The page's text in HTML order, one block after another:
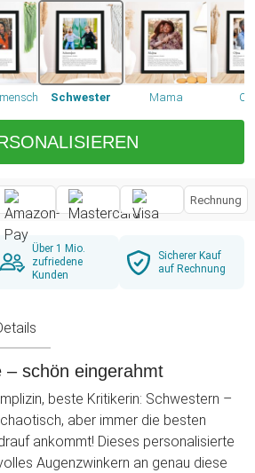
Schwester Mama
Rechnung
Über 1 Mio.
zufriedene
Kunden
Sicherer Kauf
auf Rechnung
– schön eingerahmt
beste Kritikerin: Schwestern –
aber immer die besten
ankommt! Dieses personalisierte
Augenzwinkern an genau diese